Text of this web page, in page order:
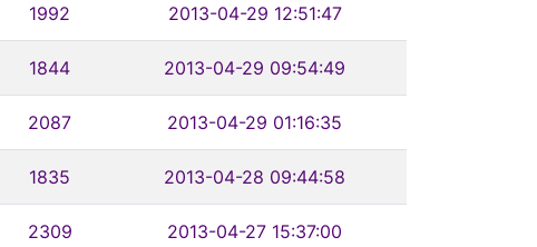
1992 2013-04-29 12:51:47
1844 2013-04-29 09:54:49
2087 2013-04-29 01:16:35
1835 2013-04-28 09:44:58
2309 2013-04-27 15:37:00